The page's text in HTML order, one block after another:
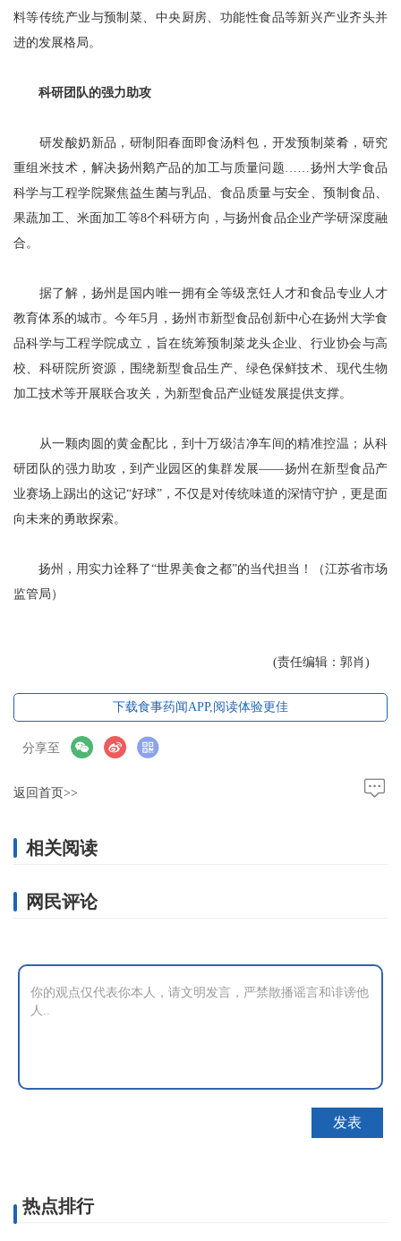
料等传统产业与预制菜、中央厨房、功能性食品等新兴产业齐头并
进的发展格局。
科研团队的强力助攻
研发酸奶新品，研制阳春面即食汤料包，开发预制菜肴，研究
重组米技术，解决扬州鹅产品的加工与质量问题……扬州大学食品
科学与工程学院聚焦益生菌与乳品、食品质量与安全、预制食品、
果蔬加工、米面加工等8个科研方向，与扬州食品企业产学研深度融
合。
据了解，扬州是国内唯一拥有全等级烹饪人才和食品专业人才
教育体系的城市。今年5月，扬州市新型食品创新中心在扬州大学食
品科学与工程学院成立，旨在统筹预制菜龙头企业、行业协会与高
校、科研院所资源，围绕新型食品生产、绿色保鲜技术、现代生物
加工技术等开展联合攻关，为新型食品产业链发展提供支撑。
从一颗肉圆的黄金配比，到十万级洁净车间的精准控温；从科
研团队的强力助攻，到产业园区的集群发展——扬州在新型食品产
业赛场上踢出的这记“好球”，不仅是对传统味道的深情守护，更是面
向未来的勇敢探索。
扬州，用实力诠释了“世界美食之都”的当代担当！（江苏省市场
监管局）
(责任编辑：郭肖)
下载食事药闻APP,阅读体验更佳
分享至
返回首页>>
相关阅读
网民评论
热点排行